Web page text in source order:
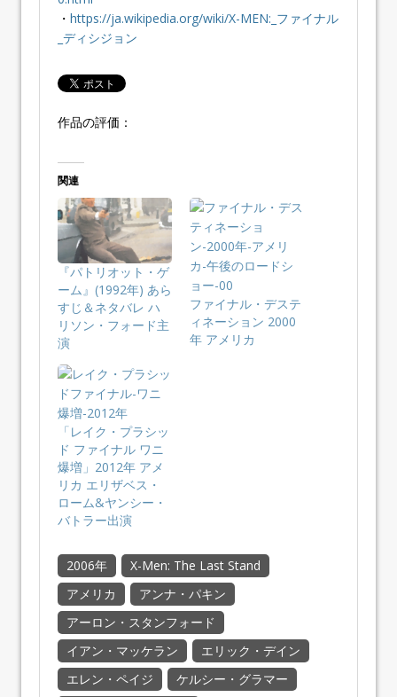
・ https://ja.wikipedia.org/wiki/X-MEN:_ファイナル
_ディシジョン
作品の評価：
関連
『パトリオット・ゲ
ーム』(1992年) あら
すじ＆ネタバレ ハ
リソン・フォード主
演
ファイナル・デステ
ィネーション 2000
年 アメリカ
「レイク・プラシッ
ド ファイナル ワニ
爆増」2012年 アメ
リカ エリザベス・
ローム&ヤンシー・
バトラー出演
2006年
X-Men: The Last Stand
アメリカ
アンナ・パキン
アーロン・スタンフォード
イアン・マッケラン
エリック・デイン
エレン・ペイジ
ケルシー・グラマー